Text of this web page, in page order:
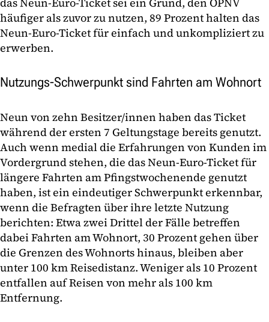
häufiger als zuvor zu nutzen, 89 Prozent halten das
Neun-Euro-Ticket für einfach und unkompliziert zu
erwerben.
Nutzungs-Schwerpunkt sind Fahrten am Wohnort
Neun von zehn Besitzer/innen haben das Ticket
während der ersten 7 Geltungstage bereits genutzt.
Auch wenn medial die Erfahrungen von Kunden im
Vordergrund stehen, die das Neun-Euro-Ticket für
längere Fahrten am Pfingstwochenende genutzt
haben, ist ein eindeutiger Schwerpunkt erkennbar,
wenn die Befragten über ihre letzte Nutzung
berichten: Etwa zwei Drittel der Fälle betreffen
dabei Fahrten am Wohnort, 30 Prozent gehen über
die Grenzen des Wohnorts hinaus, bleiben aber
unter 100 km Reisedistanz. Weniger als 10 Prozent
entfallen auf Reisen von mehr als 100 km
Entfernung.